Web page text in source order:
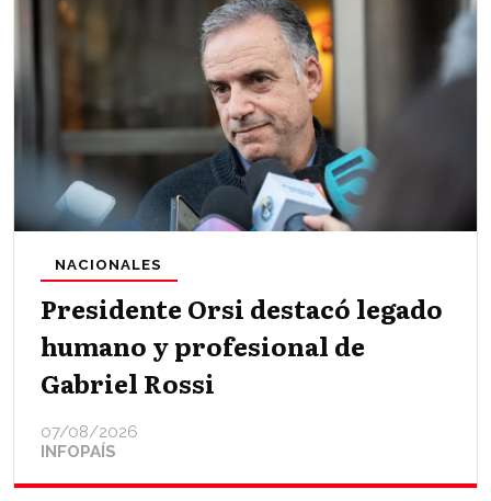
Presidente Orsi destacó legado
humano y profesional de
Gabriel Rossi
INFOPAÍS
NACIONALES
07/08/2026